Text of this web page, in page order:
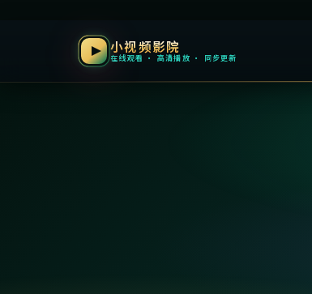
小视频影院
在线观看 · 高清播放 · 同步更新